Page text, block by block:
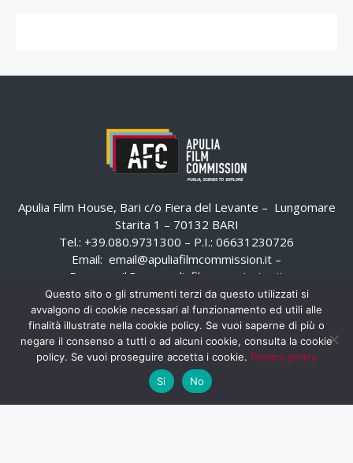
Apulia Film House, Bari c/o Fiera del Levante – Lungomare
Starita 1 – 70132 BARI
Tel.: +39.080.9731300 – P.I.: 06631230726
Email: email@apuliafilmcommission.it –
Pec:
email@pec.apuliafilmcommission.it
Questo sito o gli strumenti terzi da questo utilizzati si
avvalgono di cookie necessari al funzionamento ed utili alle
finalità illustrate nella cookie policy. Se vuoi saperne di più o
negare il consenso a tutti o ad alcuni cookie, consulta la cookie
policy. Se vuoi proseguire accetta i cookie. Privacy policy
Si
No